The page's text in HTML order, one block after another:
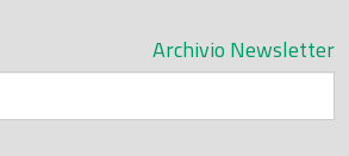
Archivio Newsletter